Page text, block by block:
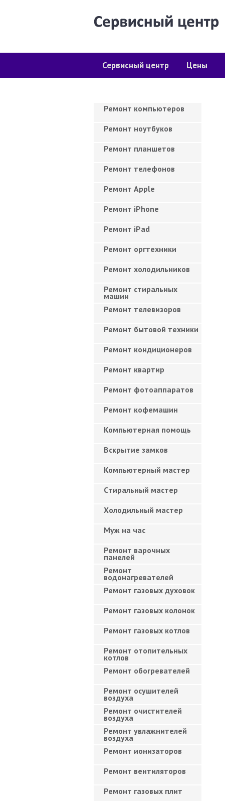
Сервисный центр Цены
Ремонт компьютеров
Ремонт ноутбуков
Ремонт планшетов
Ремонт телефонов
Ремонт Apple
Ремонт iPhone
Ремонт iPad
Ремонт оргтехники
Ремонт холодильников
Ремонт стиральных
машин
Ремонт телевизоров
Ремонт бытовой техники
Ремонт кондиционеров
Ремонт квартир
Ремонт фотоаппаратов
Ремонт кофемашин
Компьютерная помощь
Вскрытие замков
Компьютерный мастер
Cтиральный мастер
Холодильный мастер
Муж на час
Ремонт варочных
панелей
Ремонт
водонагревателей
Ремонт газовых духовок
Ремонт газовых колонок
Ремонт газовых котлов
Ремонт отопительных
котлов
Ремонт обогревателей
Ремонт осушителей
воздуха
Ремонт очистителей
воздуха
Ремонт увлажнителей
воздуха
Ремонт ионизаторов
Ремонт вентиляторов
Ремонт газовых плит